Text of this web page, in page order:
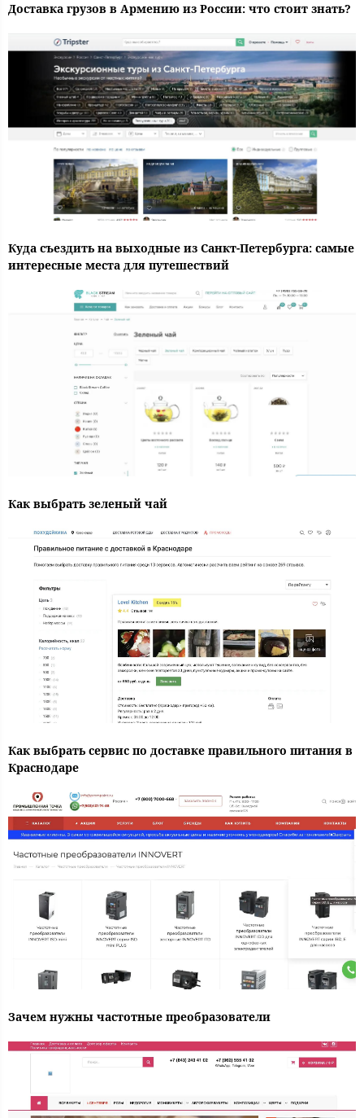
Доставка грузов в Армению из России: что стоит знать?
Куда съездить на выходные из Санкт-Петербурга: самые
интересные места для путешествий
Как выбрать зеленый чай
Как выбрать сервис по доставке правильного питания в
Краснодаре
Зачем нужны частотные преобразователи